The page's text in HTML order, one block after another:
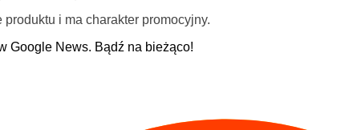
produktu i ma charakter promocyjny.
Google News. Bądź na bieżąco!